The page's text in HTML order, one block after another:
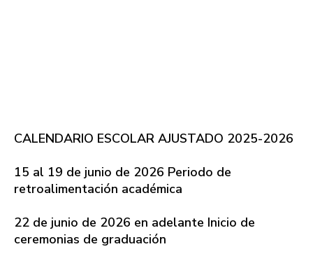
CALENDARIO ESCOLAR AJUSTADO 2025-2026
15 al 19 de junio de 2026 Periodo de
retroalimentación académica
22 de junio de 2026 en adelante Inicio de
ceremonias de graduación